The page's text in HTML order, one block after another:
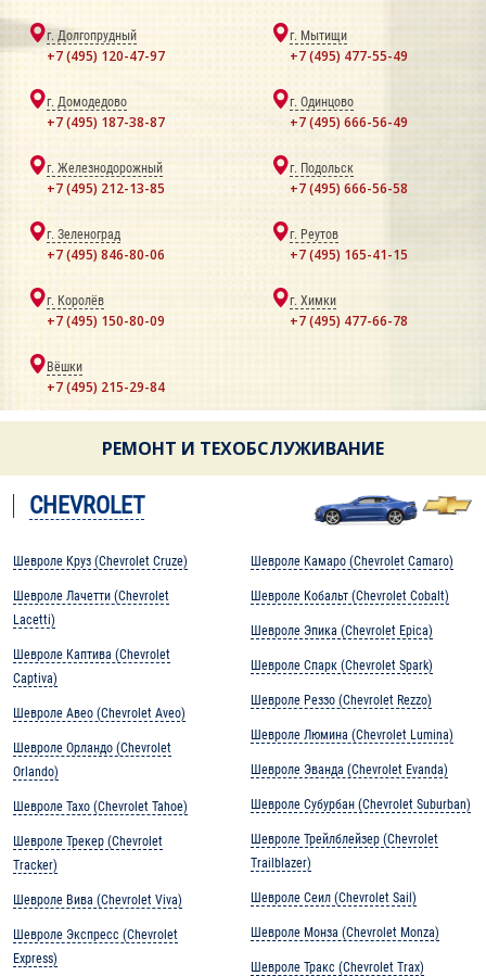
г. Долгопрудный
+7 (495) 120-47-97
г. Мытищи
+7 (495) 477-55-49
г. Домодедово
+7 (495) 187-38-87
г. Одинцово
+7 (495) 666-56-49
г. Железнодорожный
+7 (495) 212-13-85
г. Подольск
+7 (495) 666-56-58
г. Зеленоград
+7 (495) 846-80-06
г. Реутов
+7 (495) 165-41-15
г. Королёв
+7 (495) 150-80-09
г. Химки
+7 (495) 477-66-78
Вёшки
+7 (495) 215-29-84
РЕМОНТ И ТЕХОБСЛУЖИВАНИЕ
CHEVROLET
Шевроле Круз (Chevrolet Cruze)
Шевроле Лачетти (Chevrolet
Lacetti)
Шевроле Каптива (Chevrolet
Captiva)
Шевроле Авео (Chevrolet Aveo)
Шевроле Орландо (Chevrolet
Orlando)
Шевроле Тахо (Chevrolet Tahoe)
Шевроле Трекер (Chevrolet
Tracker)
Шевроле Вива (Chevrolet Viva)
Шевроле Экспресс (Chevrolet
Express)
Шевроле Камаро (Chevrolet Camaro)
Шевроле Кобальт (Chevrolet Cobalt)
Шевроле Эпика (Chevrolet Epica)
Шевроле Спарк (Chevrolet Spark)
Шевроле Реззо (Chevrolet Rezzo)
Шевроле Люмина (Chevrolet Lumina)
Шевроле Эванда (Chevrolet Evanda)
Шевроле Субурбан (Chevrolet Suburban)
Шевроле Трейлблейзер (Chevrolet
Trailblazer)
Шевроле Сеил (Chevrolet Sail)
Шевроле Монза (Chevrolet Monza)
Шевроле Тракс (Chevrolet Trax)